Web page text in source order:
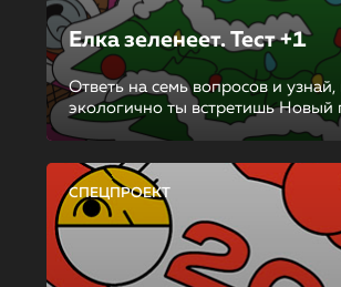
Елка зеленеет. Тест +1
Ответь на семь вопросов и узнай,
экологично ты встретишь Новый
СПЕЦПРОЕКТ